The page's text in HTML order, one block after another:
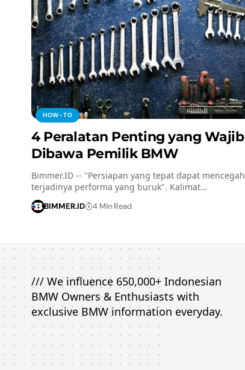
HOW-TO
4 Peralatan Penting yang Wajib
Dibawa Pemilik BMW
Bimmer.ID -- "Persiapan yang tepat dapat mencegah
terjadinya performa yang buruk". Kalimat…
BIMMER.ID 4 Min Read
/// We influence 650,000+ Indonesian
BMW Owners & Enthusiasts with
exclusive BMW information everyday.